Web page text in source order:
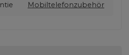
Mobiltelefonzubehör